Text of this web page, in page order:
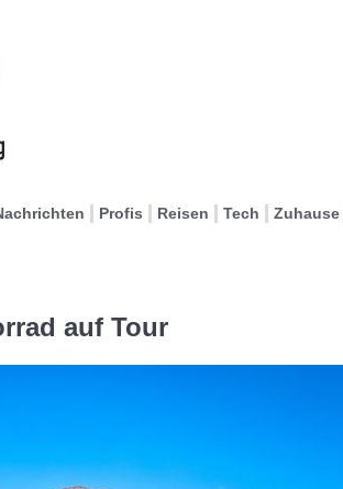
Profis Reisen Tech Zuhause
auf Tour